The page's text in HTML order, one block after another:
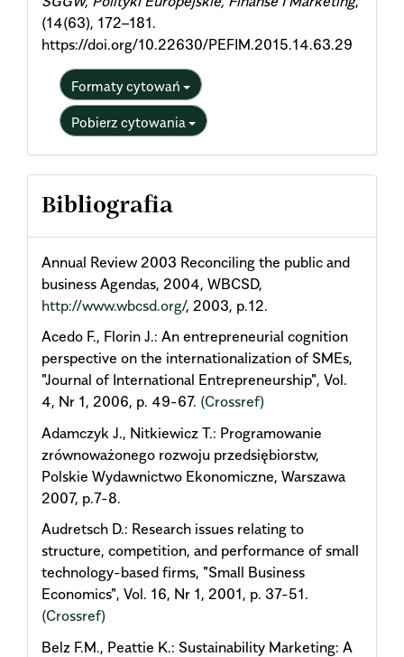
(14(63), 172–181.
https://doi.org/10.22630/PEFIM.2015.14.63.29
Formaty cytowań
Pobierz cytowania
Bibliografia
Annual Review 2003 Reconciling the public and
business Agendas, 2004, WBCSD,
http://www.wbcsd.org/, 2003, p.12.
Acedo F., Florin J.: An entrepreneurial cognition
perspective on the internationalization of SMEs,
"Journal of International Entrepreneurship", Vol.
4, Nr 1, 2006, p. 49-67. (Crossref)
Adamczyk J., Nitkiewicz T.: Programowanie
zrównoważonego rozwoju przedsiębiorstw,
Polskie Wydawnictwo Ekonomiczne, Warszawa
2007, p.7-8.
Audretsch D.: Research issues relating to
structure, competition, and performance of small
technology-based firms, "Small Business
Economics", Vol. 16, Nr 1, 2001, p. 37-51.
(Crossref)
Belz F.M., Peattie K.: Sustainability Marketing: A